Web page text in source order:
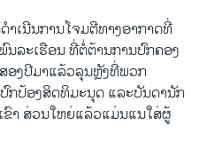
ເນີນການໂຈມຕີທາງອາກາດທີ່
ລະເຮືອນ ທີ່ຕໍ່ຕ້ານການປົກຄອງ
ອງປີ​ມາແລ້ວລຸນຫຼັງທີ່ພວກ
ກ​ປ້ອງສິດທິມະນຸດ ແລະບັນດານັກ
ຂົາ ສ່ວນໃຫຍ່​ແລ້ວແມ່ນແນໃສ່ຜູ້